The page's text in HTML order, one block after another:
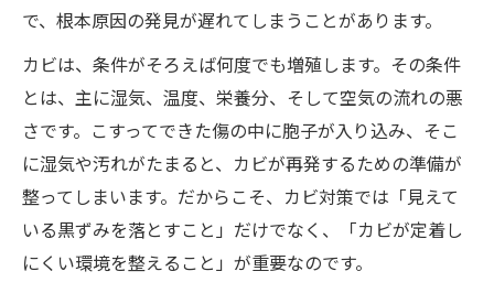
で、根本原因の発見が遅れてしまうことがあります。
カビは、条件がそろえば何度でも増殖します。その条件
とは、主に湿気、温度、栄養分、そして空気の流れの悪
さです。こすってできた傷の中に胞子が入り込み、そこ
に湿気や汚れがたまると、カビが再発するための準備が
整ってしまいます。だからこそ、カビ対策では「見えて
いる黒ずみを落とすこと」だけでなく、「カビが定着し
にくい環境を整えること」が重要なのです。